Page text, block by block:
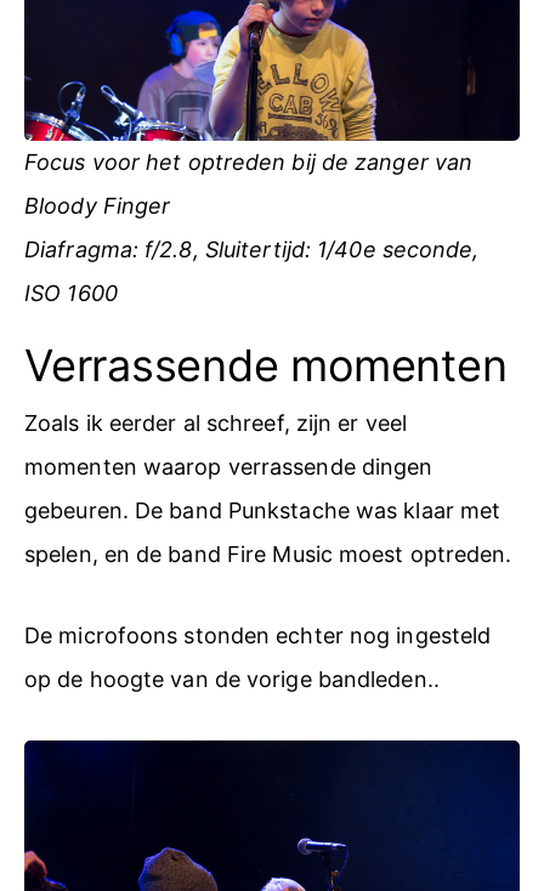
Focus voor het optreden bij de zanger van
Bloody Finger
Diafragma: f/2.8, Sluitertijd: 1/40e seconde,
ISO 1600
Verrassende momenten
Zoals ik eerder al schreef, zijn er veel
momenten waarop verrassende dingen
gebeuren. De band Punkstache was klaar met
spelen, en de band Fire Music moest optreden.
De microfoons stonden echter nog ingesteld
op de hoogte van de vorige bandleden..